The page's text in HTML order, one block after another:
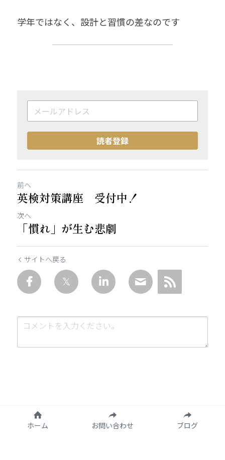
学年ではなく、設計と習慣の差なのです
読者登録
前へ
英検対策講座 受付中！
次へ
「慣れ」が生む悲劇
サイトへ戻る
送信
ホーム お問い合わせ ブログ